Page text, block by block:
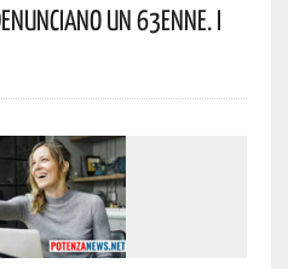
Un 63enne. I